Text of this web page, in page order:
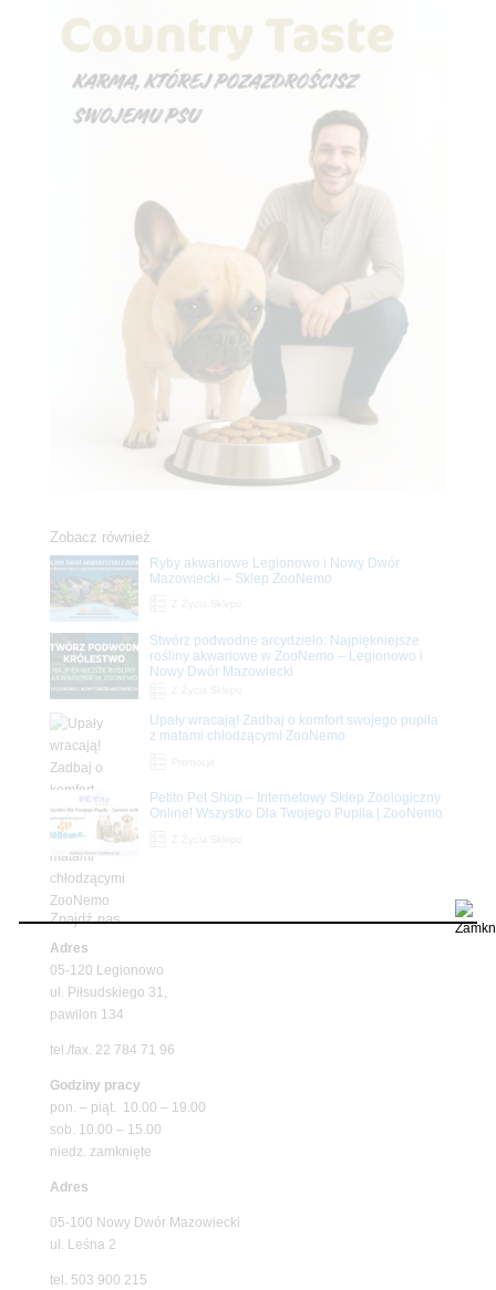
Zobacz również
Ryby akwariowe Legionowo i Nowy Dwór
Mazowiecki – Sklep ZooNemo
Stwórz podwodne arcydzieło: Najpiękniejsze
rośliny akwariowe w ZooNemo – Legionowo i
Nowy Dwór Mazowiecki
Upały wracają! Zadbaj o komfort swojego pupila
z matami chłodzącymi ZooNemo
Petito Pet Shop – Internetowy Sklep Zoologiczny
Online! Wszystko Dla Twojego Pupila | ZooNemo
Znajdź nas
Adres
05-120 Legionowo
ul. Piłsudskiego 31,
pawilon 134
tel./fax. 22 784 71 96
Godziny pracy
pon. – piąt. 10.00 – 19.00
sob. 10.00 – 15.00
niedz. zamknięte
Adres
05-100 Nowy Dwór Mazowiecki
ul. Leśna 2
tel. 503 900 215